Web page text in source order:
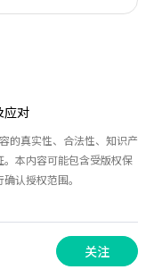
应对
的真实性、合法性、知识产
本内容可能包含受版权保
认授权范围。
关注